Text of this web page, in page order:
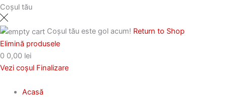
Coșul tău
Coșul tău este gol acum! Return to Shop
Elimină produsele
0 0,00 lei
Vezi coșul Finalizare
Acasă